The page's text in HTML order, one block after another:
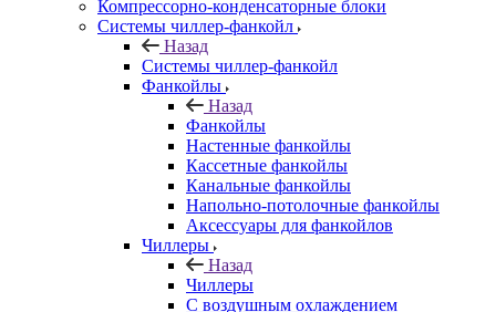
Компрессорно-конденсаторные блоки
Системы чиллер-фанкойл
Назад
Системы чиллер-фанкойл
Фанкойлы
Назад
Фанкойлы
Настенные фанкойлы
Кассетные фанкойлы
Канальные фанкойлы
Напольно-потолочные фанкойлы
Аксессуары для фанкойлов
Чиллеры
Назад
Чиллеры
С воздушным охлаждением